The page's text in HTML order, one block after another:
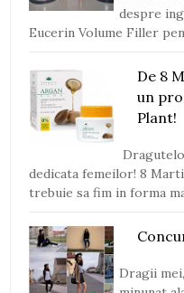
despre
Eucerin Volume Filler
De 8
un
Plant!
dedicata femeilor! 8
trebuie sa fim in forma
Dragii